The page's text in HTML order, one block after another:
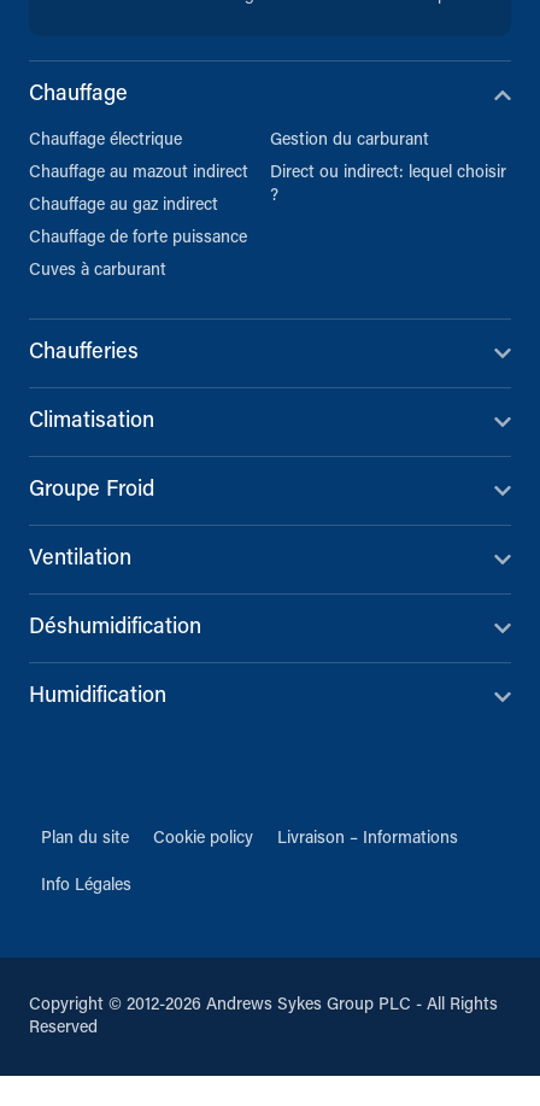
Chauffage
Chauffage électrique
Chauffage au mazout indirect
Chauffage au gaz indirect
Chauffage de forte puissance
Cuves à carburant
Gestion du carburant
Direct ou indirect: lequel choisir
?
Chaufferies
Climatisation
Groupe Froid
Ventilation
Déshumidification
Humidification
Plan du site Cookie policy Livraison – Informations
Info Légales
Copyright © 2012-2026 Andrews Sykes Group PLC - All Rights
Reserved